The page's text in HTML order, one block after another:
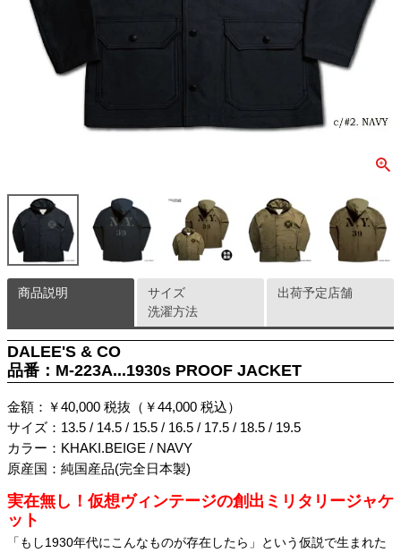
商品説明
DALEE'S & CO
品番：M-223A...1930s PROOF JACKET
金額：￥40,000 税抜（￥44,000 税込）
サイズ：13.5 / 14.5 / 15.5 / 16.5 / 17.5 / 18.5 / 19.5
カラー：KHAKI.BEIGE / NAVY
原産国：純国産品(完全日本製)
実在無し！仮想ヴィンテージの創出ミリタリージャケ
ット
「もし1930年代にこんなものが存在したら」という仮説で生まれた
サイズ
洗濯方法
出荷予定店舗